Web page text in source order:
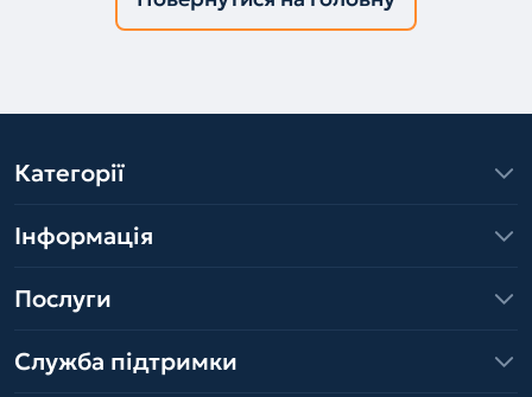
Категорії
Інформація
Послуги
Служба підтримки